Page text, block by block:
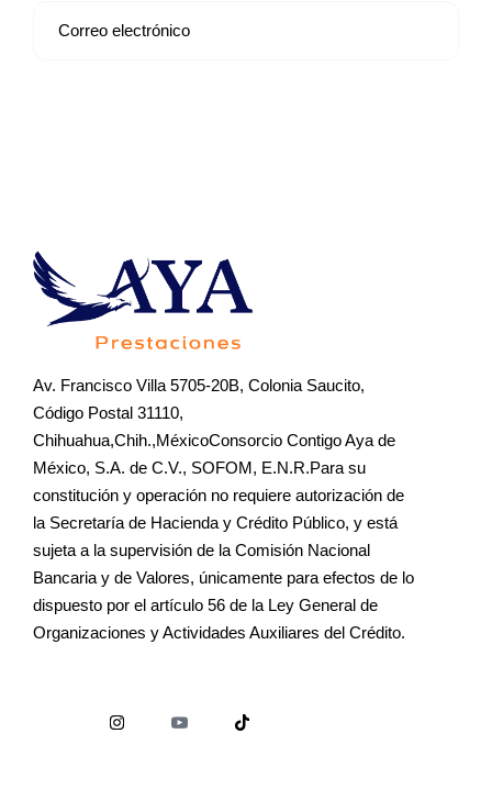
Av. Francisco Villa 5705-20B, Colonia Saucito,
Código Postal 31110,
Chihuahua,Chih.,MéxicoConsorcio Contigo Aya de
México, S.A. de C.V., SOFOM, E.N.R.Para su
constitución y operación no requiere autorización de
la Secretaría de Hacienda y Crédito Público, y está
sujeta a la supervisión de la Comisión Nacional
Bancaria y de Valores, únicamente para efectos de lo
dispuesto por el artículo 56 de la Ley General de
Organizaciones y Actividades Auxiliares del Crédito.